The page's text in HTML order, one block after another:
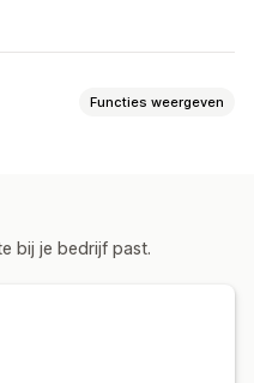
Functies weergeven
bij je bedrijf past.